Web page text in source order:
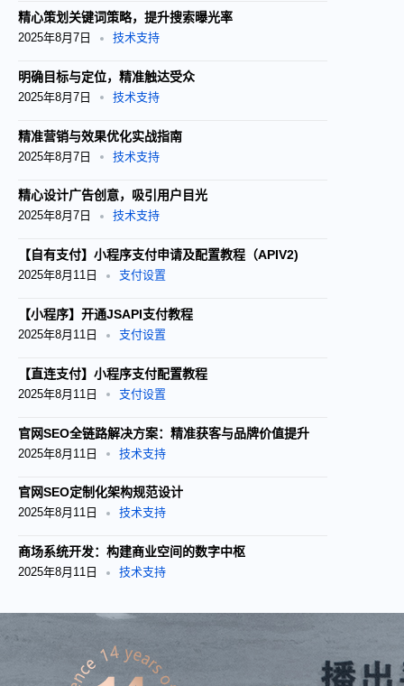
精心策划关键词策略，提升搜索曝光率
2025年8月7日 技术支持
明确目标与定位，精准触达受众
2025年8月7日 技术支持
精准营销与效果优化实战指南
2025年8月7日 技术支持
精心设计广告创意，吸引用户目光
2025年8月7日 技术支持
【自有支付】小程序支付申请及配置教程（APIV2)
2025年8月11日 支付设置
【小程序】开通JSAPI支付教程
2025年8月11日 支付设置
【直连支付】小程序支付配置教程
2025年8月11日 支付设置
官网SEO全链路解决方案：精准获客与品牌价值提升
2025年8月11日 技术支持
官网SEO定制化架构规范设计
2025年8月11日 技术支持
商场系统开发：构建商业空间的数字中枢
2025年8月11日 技术支持